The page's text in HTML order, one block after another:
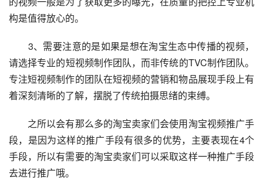
构是值得放心的。
3、需要注意的是如果是想在淘宝生态中传播的视频，
请选择专业的短视频制作团队，而非传统的TVC制作团队。
专注短视频制作的团队在短视频的营销和物品展现手段上有
着深刻清晰的了解，摆脱了传统拍摄思绪的束缚。
之所以会有那么多的淘宝卖家们会使用淘宝视频推广手
段，是因为这样的推广手段有很多的优势，主要表现在4个
手段，所以有需要的淘宝卖家们可以采取这样一种推广手段
去进行推广哦。